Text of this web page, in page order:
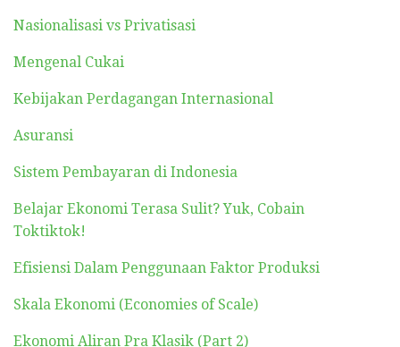
Nasionalisasi vs Privatisasi
Mengenal Cukai
Kebijakan Perdagangan Internasional
Asuransi
Sistem Pembayaran di Indonesia
Belajar Ekonomi Terasa Sulit? Yuk, Cobain
Toktiktok!
Efisiensi Dalam Penggunaan Faktor Produksi
Skala Ekonomi (Economies of Scale)
Ekonomi Aliran Pra Klasik (Part 2)